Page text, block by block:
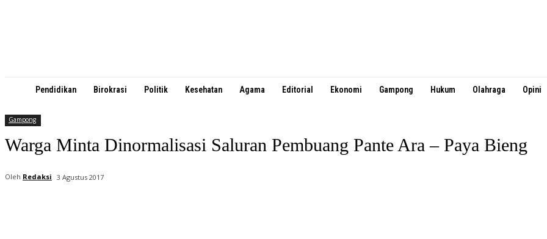
Pendidikan Birokrasi Politik Kesehatan Agama Editorial Ekonomi Gampong Hukum Olahraga Opini
Gampong
Warga Minta Dinormalisasi Saluran Pembuang Pante Ara – Paya Bieng
Oleh Redaksi 3 Agustus 2017